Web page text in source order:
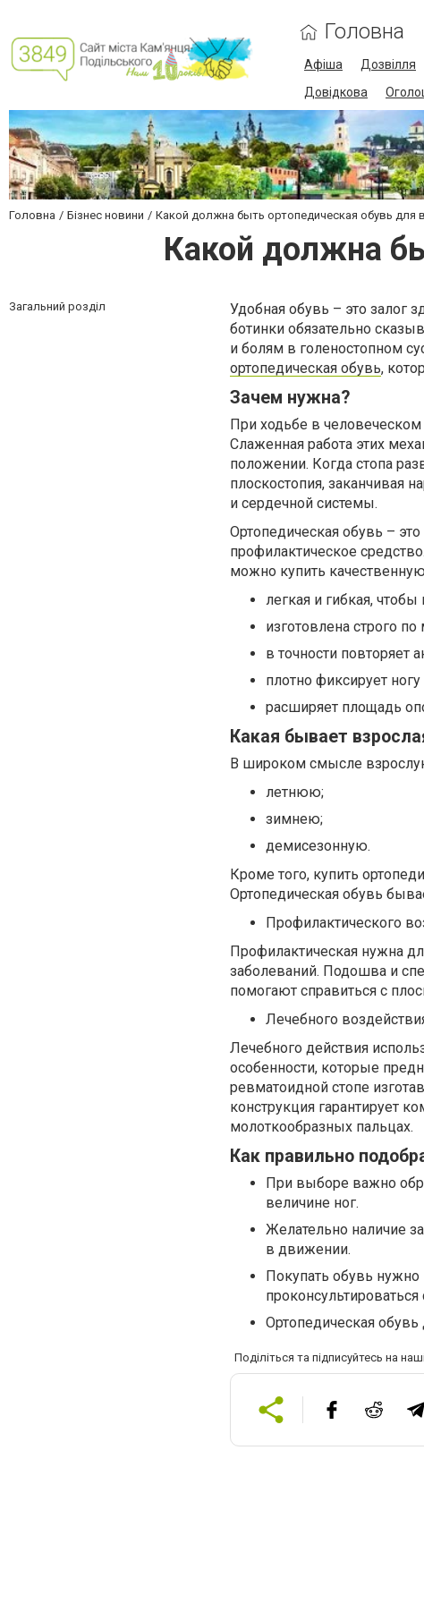
Головна
Афіша Дозвілля
Довідкова
Головна Бізнес новини Какой должна быть ортопедическая обувь для
Какой должна
Загальний розділ
Удобная обувь – это залог
ботинки обязательно
и болям в голеностопном
ортопедическая обувь,
Зачем нужна?
При ходьбе в
Слаженная работа этих
положении. Когда стопа
плоскостопия, заканчивая
и сердечной системы.
Ортопедическая обувь –
профилактическое
можно купить
легкая и гибкая,
изготовлена строго
в точности повторяет
плотно фиксирует
расширяет площадь
Какая бывает
В широком смысле
летнюю;
зимнею;
демисезонную.
Кроме того, купить
Ортопедическая обувь
Профилактического
Профилактическая нужна
заболеваний. Подошва и
помогают справиться с
Лечебного
Лечебного действия
особенности, которые
ревматоидной стопе
конструкция гарантирует
молоткообразных пальцах.
Как правильно
При выборе важно
величине ног.
Желательно наличие
в движении.
Покупать обувь
Ортопедическая
Поділіться та підписуйтесь на